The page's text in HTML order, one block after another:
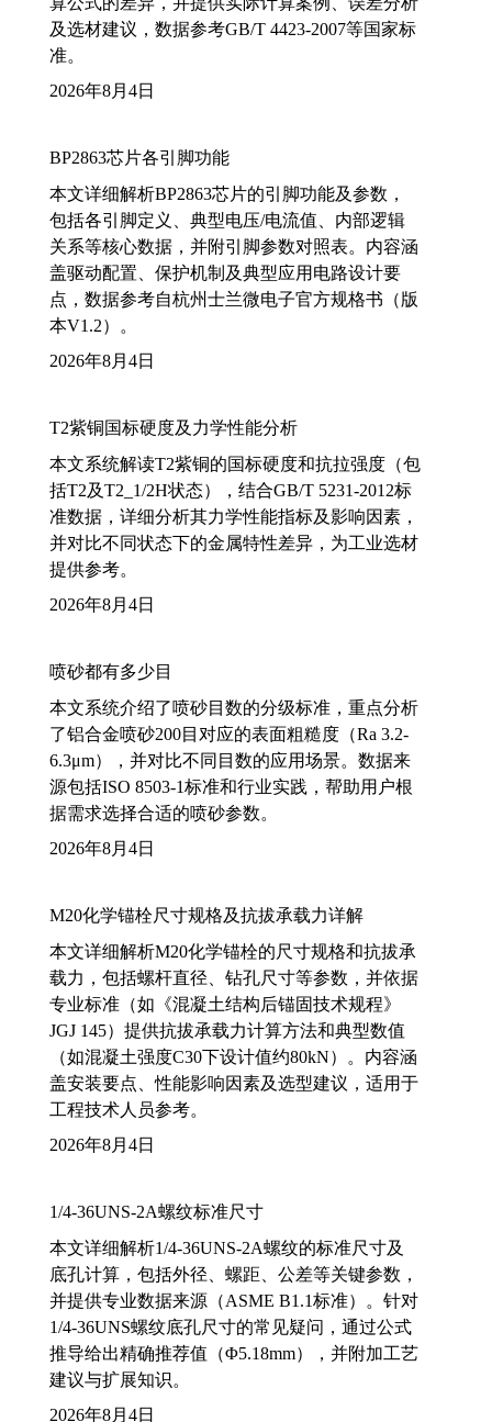
及选材建议，数据参考GB/T 4423-2007等国家标
准。
2026年8月4日
BP2863芯片各引脚功能
本文详细解析BP2863芯片的引脚功能及参数，
包括各引脚定义、典型电压/电流值、内部逻辑
关系等核心数据，并附引脚参数对照表。内容涵
盖驱动配置、保护机制及典型应用电路设计要
点，数据参考自杭州士兰微电子官方规格书（版
本V1.2）。
2026年8月4日
T2紫铜国标硬度及力学性能分析
本文系统解读T2紫铜的国标硬度和抗拉强度（包
括T2及T2_1/2H状态），结合GB/T 5231-2012标
准数据，详细分析其力学性能指标及影响因素，
并对比不同状态下的金属特性差异，为工业选材
提供参考。
2026年8月4日
喷砂都有多少目
本文系统介绍了喷砂目数的分级标准，重点分析
了铝合金喷砂200目对应的表面粗糙度（Ra 3.2-
6.3μm），并对比不同目数的应用场景。数据来
源包括ISO 8503-1标准和行业实践，帮助用户根
据需求选择合适的喷砂参数。
2026年8月4日
M20化学锚栓尺寸规格及抗拔承载力详解
本文详细解析M20化学锚栓的尺寸规格和抗拔承
载力，包括螺杆直径、钻孔尺寸等参数，并依据
专业标准（如《混凝土结构后锚固技术规程》
JGJ 145）提供抗拔承载力计算方法和典型数值
（如混凝土强度C30下设计值约80kN）。内容涵
盖安装要点、性能影响因素及选型建议，适用于
工程技术人员参考。
2026年8月4日
1/4-36UNS-2A螺纹标准尺寸
本文详细解析1/4-36UNS-2A螺纹的标准尺寸及
底孔计算，包括外径、螺距、公差等关键参数，
并提供专业数据来源（ASME B1.1标准）。针对
1/4-36UNS螺纹底孔尺寸的常见疑问，通过公式
推导给出精确推荐值（Φ5.18mm），并附加工艺
建议与扩展知识。
2026年8月4日